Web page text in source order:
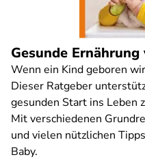
Gesunde
Wenn ein Kind geboren
Dieser Ratgeber
gesunden Start ins Leben
Mit verschiedenen
und vielen nützlichen
Baby.